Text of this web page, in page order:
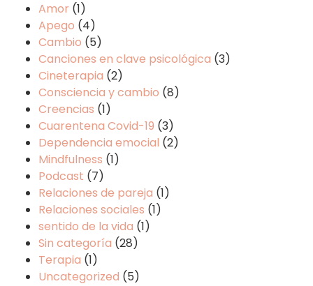
Amor (1)
Apego (4)
Cambio (5)
Canciones en clave psicológica (3)
Cineterapia (2)
Consciencia y cambio (8)
Creencias (1)
Cuarentena Covid-19 (3)
Dependencia emocial (2)
Mindfulness (1)
Podcast (7)
Relaciones de pareja (1)
Relaciones sociales (1)
sentido de la vida (1)
Sin categoría (28)
Terapia (1)
Uncategorized (5)